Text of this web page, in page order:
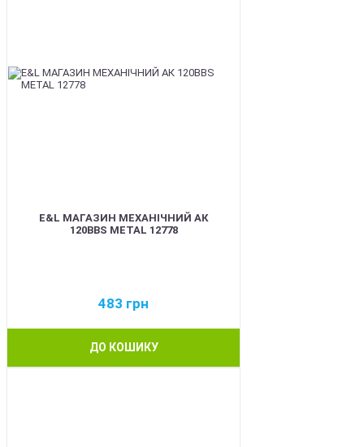
E&L МАГАЗИН МЕХАНІЧНИЙ АК
120BBS METAL 12778
483 грн
ДО КОШИКУ